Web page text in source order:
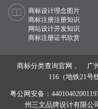
商标设计理念图片
商标注册注册知识
网站设计开发知识
商标注册证书欣赏
商标分类查询官网， 广
116（地铁21号
粤公网安备：
州三文品牌设计有限公